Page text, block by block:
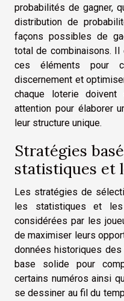
probabilités de gagner,
distribution de
façons possibles de
total de combinaisons.
ces éléments pour
discernement et
chaque loterie doivent
attention pour élaborer
leur structure unique.
Stratégies
statistiques et
Les stratégies de
les statistiques et
considérées par les
de maximiser leurs
données historiques
base solide pour
certains numéros ainsi
se dessiner au fil du